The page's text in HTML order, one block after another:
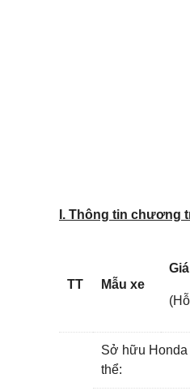
I. Thông tin chương
TT Mẫu xe
Sở hữu
thể: